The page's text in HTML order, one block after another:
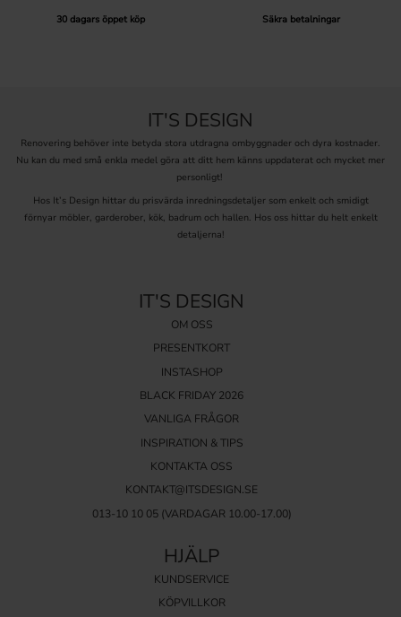
30 dagars öppet köp Säkra betalningar
IT'S DESIGN
Renovering behöver inte betyda stora utdragna ombyggnader och dyra kostnader.
Nu kan du med små enkla medel göra att ditt hem känns uppdaterat och mycket mer
personligt!
Hos It’s Design hittar du prisvärda inredningsdetaljer som enkelt och smidigt
förnyar möbler, garderober, kök, badrum och hallen. Hos oss hittar du helt enkelt
detaljerna!
IT'S DESIGN
OM OSS
PRESENTKORT
INSTASHOP
BLACK FRIDAY 2026
VANLIGA FRÅGOR
INSPIRATION & TIPS
KONTAKTA OSS
KONTAKT@ITSDESIGN.SE
013-10 10 05(VARDAGAR 10.00-17.00)
HJÄLP
KUNDSERVICE
KÖPVILLKOR